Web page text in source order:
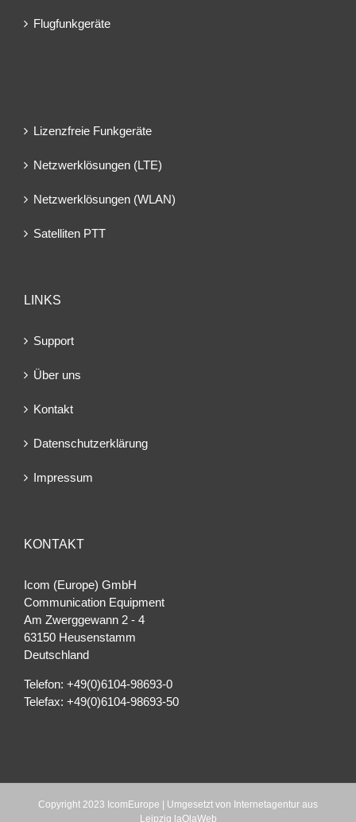
Flugfunkgeräte
Lizenzfreie Funkgeräte
Netzwerklösungen (LTE)
Netzwerklösungen (WLAN)
Satelliten PTT
LINKS
Support
Über uns
Kontakt
Datenschutzerklärung
Impressum
KONTAKT
Icom (Europe) GmbH
Communication Equipment
Am Zwerggewann 2 ‐ 4
63150 Heusenstamm
Deutschland
Telefon: +49(0)6104-98693-0
Telefax: +49(0)6104-98693-50
Copyright 2023 IcomEurope | Umgesetzt von Internetagentur aus
Leipzig laOlaWeb